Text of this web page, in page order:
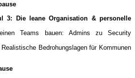
3: Die leane Organisation & personelle
Teams bauen: Admins zu Security
Bedrohungslagen für Kommunen